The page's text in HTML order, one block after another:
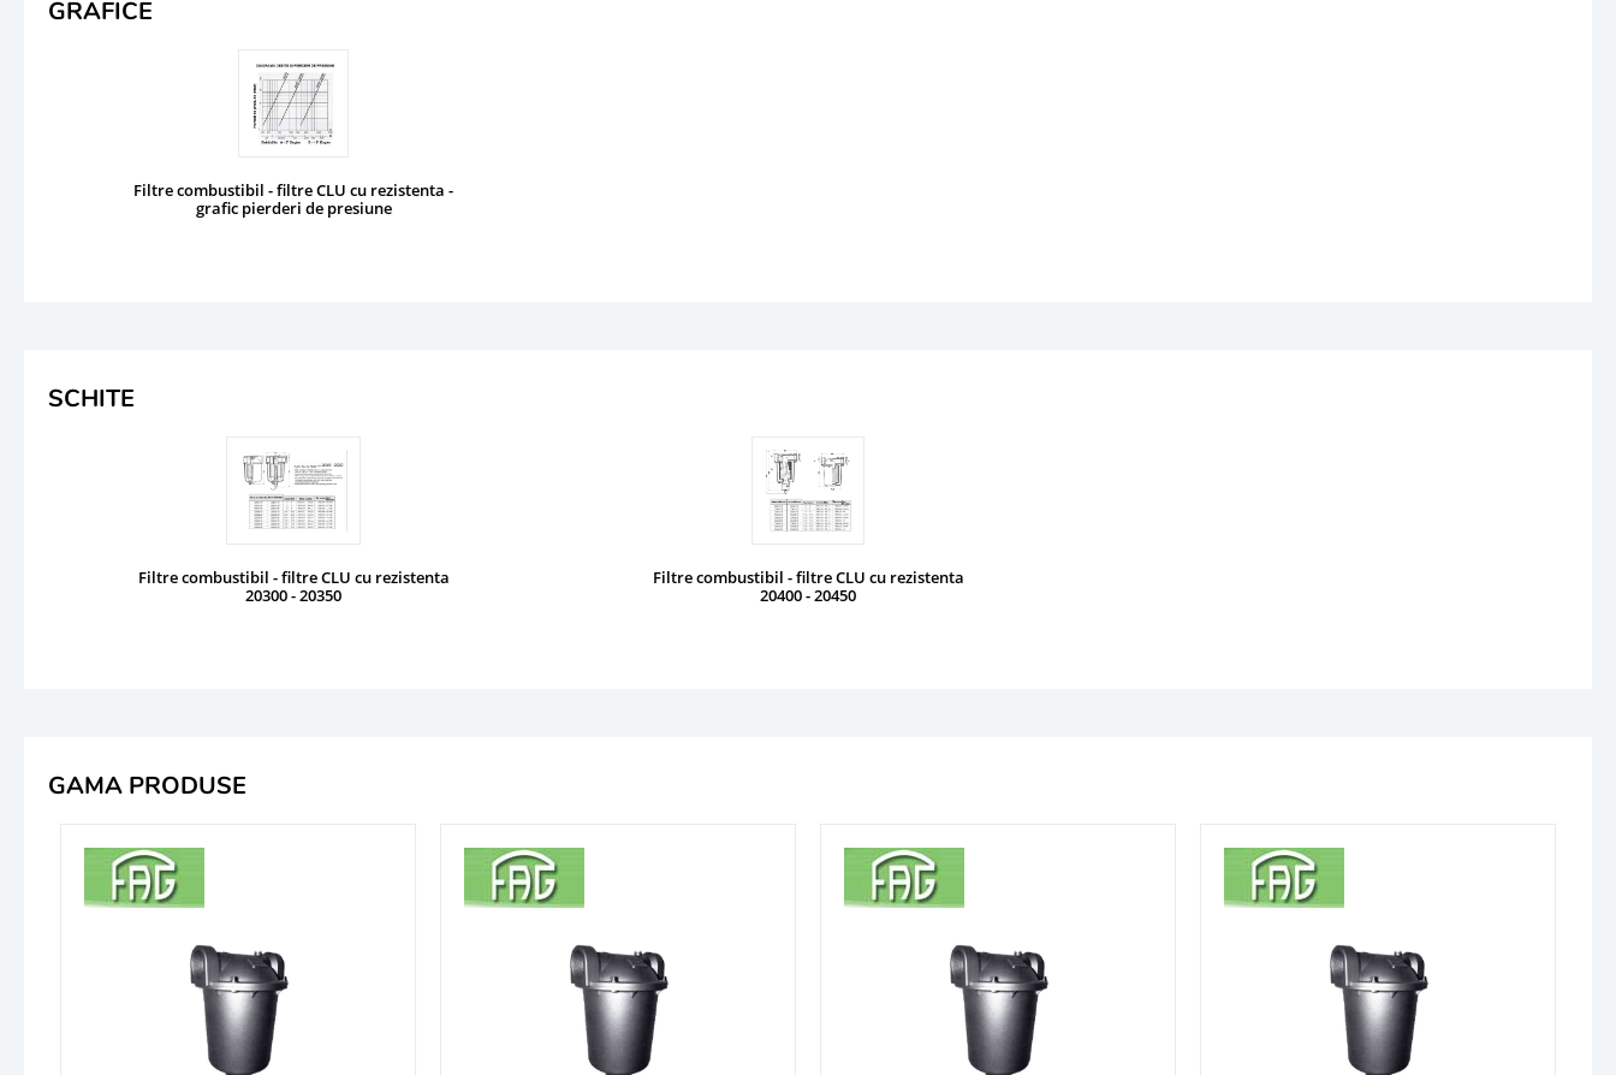
GRAFICE
Filtre combustibil - filtre CLU cu rezistenta -
grafic pierderi de presiune
SCHITE
Filtre combustibil - filtre CLU cu rezistenta
20300 - 20350
Filtre combustibil - filtre CLU cu rezistenta
20400 - 20450
GAMA PRODUSE